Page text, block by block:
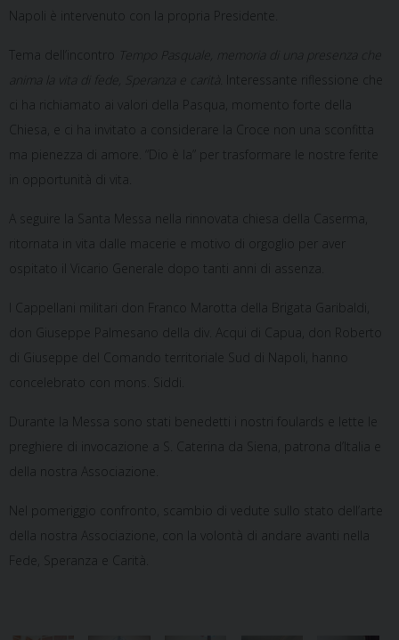
Napoli è intervenuto con la propria Presidente.
Tema dell’incontro
Tempo Pasquale, memoria di una presenza che
anima la vita di fede, Speranza e carità.
Interessante riflessione che
ci ha richiamato ai valori della Pasqua, momento forte della
Chiesa, e ci ha invitato a considerare la Croce non una sconfitta
ma pienezza di amore. “Dio è la” per trasformare le nostre ferite
in opportunità di vita.
A seguire la Santa Messa nella rinnovata chiesa della Caserma,
ritornata in vita dalle macerie e motivo di orgoglio per aver
ospitato il Vicario Generale dopo tanti anni di assenza.
I Cappellani militari don Franco Marotta della Brigata Garibaldi,
don Giuseppe Palmesano della div. Acqui di Capua, don Roberto
di Giuseppe del Comando territoriale Sud di Napoli, hanno
concelebrato con mons. Siddi.
Durante la Messa sono stati benedetti i nostri foulards e lette le
preghiere di invocazione a S. Caterina da Siena, patrona d’Italia e
della nostra Associazione.
Nel pomeriggio confronto, scambio di vedute sullo stato dell’arte
della nostra Associazione, con la volontà di andare avanti nella
Fede, Speranza e Carità.